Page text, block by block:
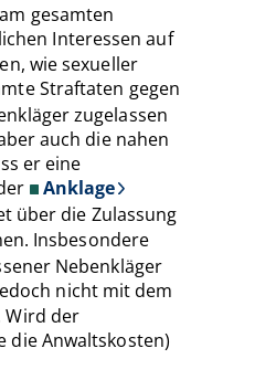
gesamten
Interessen auf
wie sexueller
Straftaten gegen
zugelassen
auch die nahen
er eine
Anklage
über die Zulassung
Insbesondere
Nebenkläger
nicht mit dem
Wird der
die Anwaltskosten)